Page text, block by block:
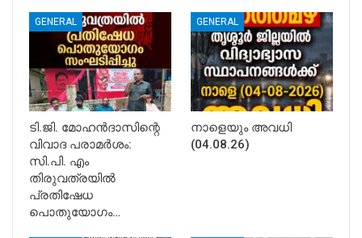
GENERAL
ടി.ജി. മോഹൻദാസിന്റെ
വിവാദ പരാമർശം:
സി.പി. എം
തിരുവത്രയിൽ
പ്രതിഷേധ
പൊതുയോഗം…
GENERAL
നാളെയും അവധി
(04.08.26)